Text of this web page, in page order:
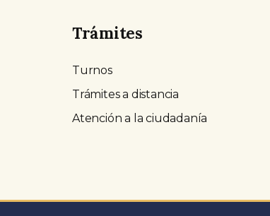
Trámites
Turnos
Trámites a distancia
Atención a la ciudadanía